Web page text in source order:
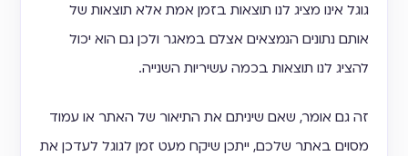
גוגל אינו מציג לנו תוצאות בזמן אמת אלא תוצאות של
אותם נתונים הנמצאים אצלם במאגר ולכן גם הוא יכול
להציג לנו תוצאות בכמה עשיריות השנייה.
זה גם אומר, שאם שיניתם את התיאור של האתר או עמוד
מסוים באתר שלכם, ייתכן שיקח מעט זמן לגוגל לעדכן את